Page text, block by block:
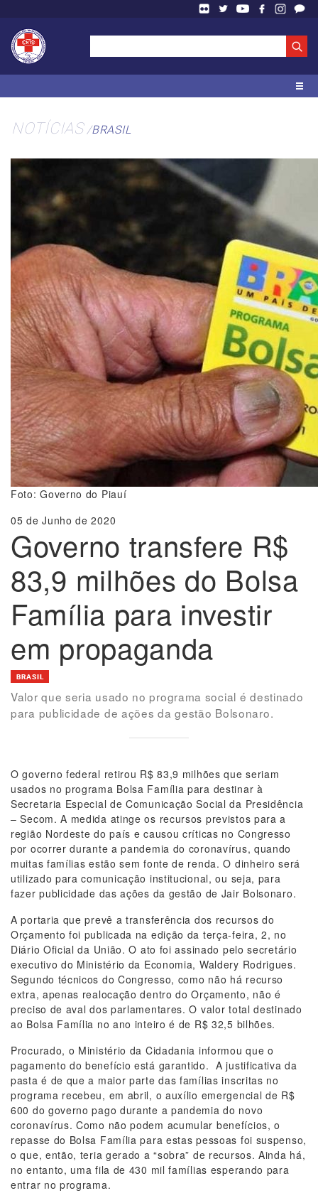
NOTÍCIAS BRASIL
Foto: Governo do Piauí
05 de Junho de 2020
Governo transfere R$
83,9 milhões do Bolsa
Família para investir
em propaganda
BRASIL
Valor que seria usado no programa social é destinado
para publicidade de ações da gestão Bolsonaro.
O governo federal retirou R$ 83,9 milhões que seriam
usados no programa Bolsa Família para destinar à
Secretaria Especial de Comunicação Social da Presidência
– Secom. A medida atinge os recursos previstos para a
região Nordeste do país e causou críticas no Congresso
por ocorrer durante a pandemia do coronavírus, quando
muitas famílias estão sem fonte de renda. O dinheiro será
utilizado para comunicação institucional, ou seja, para
fazer publicidade das ações da gestão de Jair Bolsonaro.
A portaria que prevê a transferência dos recursos do
Orçamento foi publicada na edição da terça-feira, 2, no
Diário Oficial da União. O ato foi assinado pelo secretário
executivo do Ministério da Economia, Waldery Rodrigues.
Segundo técnicos do Congresso, como não há recurso
extra, apenas realocação dentro do Orçamento, não é
preciso de aval dos parlamentares. O valor total destinado
ao Bolsa Família no ano inteiro é de R$ 32,5 bilhões.
Procurado, o Ministério da Cidadania informou que o
pagamento do benefício está garantido. A justificativa da
pasta é de que a maior parte das famílias inscritas no
programa recebeu, em abril, o auxílio emergencial de R$
600 do governo pago durante a pandemia do novo
coronavírus. Como não podem acumular benefícios, o
repasse do Bolsa Família para estas pessoas foi suspenso,
o que, então, teria gerado a “sobra” de recursos. Ainda há,
no entanto, uma fila de 430 mil famílias esperando para
entrar no programa.